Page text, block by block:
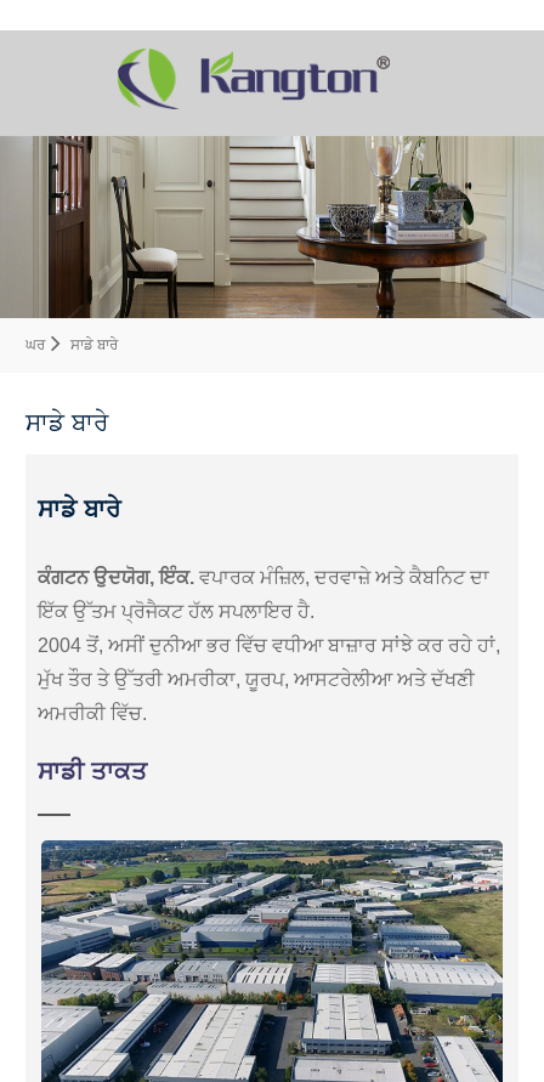
ਘਰ ਸਾਡੇ ਬਾਰੇ
ਸਾਡੇ ਬਾਰੇ
ਸਾਡੇ ਬਾਰੇ
ਕੰਗਟਨ ਉਦਯੋਗ, ਇੰਕ. ਵਪਾਰਕ ਮੰਜ਼ਿਲ, ਦਰਵਾਜ਼ੇ ਅਤੇ ਕੈਬਨਿਟ ਦਾ
ਇੱਕ ਉੱਤਮ ਪ੍ਰੋਜੈਕਟ ਹੱਲ ਸਪਲਾਇਰ ਹੈ.
2004 ਤੋਂ, ਅਸੀਂ ਦੁਨੀਆ ਭਰ ਵਿੱਚ ਵਧੀਆ ਬਾਜ਼ਾਰ ਸਾਂਝੇ ਕਰ ਰਹੇ ਹਾਂ,
ਮੁੱਖ ਤੌਰ ਤੇ ਉੱਤਰੀ ਅਮਰੀਕਾ, ਯੂਰਪ, ਆਸਟਰੇਲੀਆ ਅਤੇ ਦੱਖਣੀ
ਅਮਰੀਕੀ ਵਿੱਚ.
ਸਾਡੀ ਤਾਕਤ